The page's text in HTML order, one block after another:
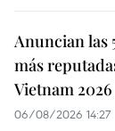
Anuncian las
más
Vietnam 2026
06/08/2026 14:27